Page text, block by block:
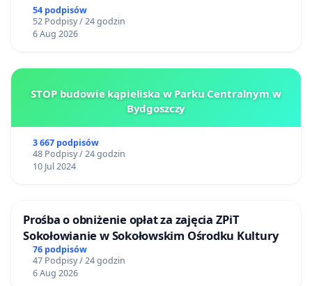
54 podpisów
52 Podpisy / 24 godzin
6 Aug 2026
STOP budowie kąpieliska w Parku Centralnym w
Bydgoszczy
3 667 podpisów
48 Podpisy / 24 godzin
10 Jul 2024
Prośba o obniżenie opłat za zajęcia ZPiT
Sokołowianie w Sokołowskim Ośrodku Kultury
76 podpisów
47 Podpisy / 24 godzin
6 Aug 2026